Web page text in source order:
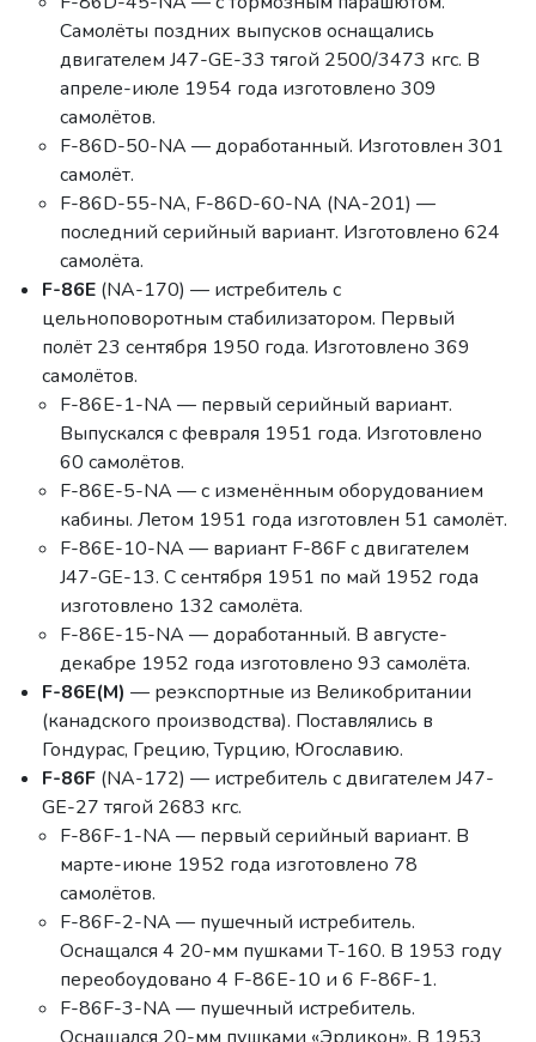
Самолёты поздних выпусков оснащались
двигателем J47-GE-33 тягой 2500/3473 кгс. В
апреле-июле 1954 года изготовлено 309
самолётов.
F-86D-50-NA — доработанный. Изготовлен 301
самолёт.
F-86D-55-NA, F-86D-60-NA (NA-201) —
последний серийный вариант. Изготовлено 624
самолёта.
F-86E (NA-170) — истребитель с
цельноповоротным стабилизатором. Первый
полёт 23 сентября 1950 года. Изготовлено 369
самолётов.
F-86E-1-NA — первый серийный вариант.
Выпускался с февраля 1951 года. Изготовлено
60 самолётов.
F-86E-5-NA — с изменённым оборудованием
кабины. Летом 1951 года изготовлен 51 самолёт.
F-86E-10-NA — вариант F-86F с двигателем
J47-GE-13. С сентября 1951 по май 1952 года
изготовлено 132 самолёта.
F-86E-15-NA — доработанный. В августе-
декабре 1952 года изготовлено 93 самолёта.
F-86E(M) — реэкспортные из Великобритании
(канадского производства). Поставлялись в
Гондурас, Грецию, Турцию, Югославию.
F-86F (NA-172) — истребитель с двигателем J47-
GE-27 тягой 2683 кгс.
F-86F-1-NA — первый серийный вариант. В
марте-июне 1952 года изготовлено 78
самолётов.
F-86F-2-NA — пушечный истребитель.
Оснащался 4 20-мм пушками T-160. В 1953 году
переобоудовано 4 F-86E-10 и 6 F-86F-1.
F-86F-3-NA — пушечный истребитель.
Оснащался 20-мм пушками «Эрликон». В 1953